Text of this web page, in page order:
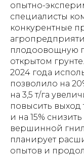
опытно-
специалисты
конкурентные
плодоовощную
открытом
2024 года
позволило на
на 3,5 т/га
повысить
и на 15%
вершинной
планирует
опытов и